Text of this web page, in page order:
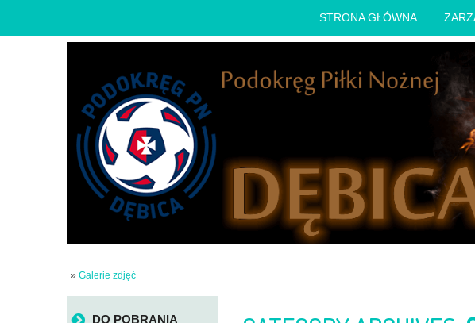
STRONA GŁÓWNA
» Galerie zdjęć
DO POBRANIA